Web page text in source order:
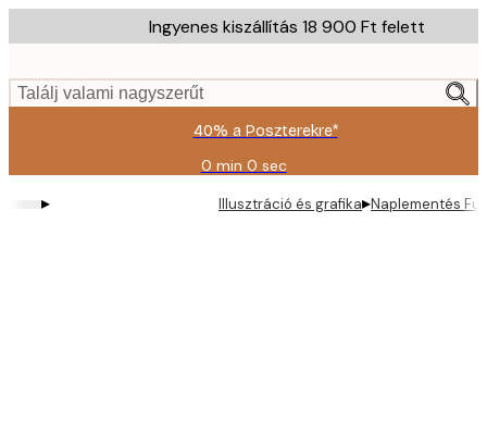
to
content.
Ingyenes kiszállítás 18 900 Ft felett
Találj valami nagyszerűt
40% a Poszterekre*
0 min 0 sec
Érvényes:
2026-
08-
▸ Illusztráció és grafika▸Naplementés